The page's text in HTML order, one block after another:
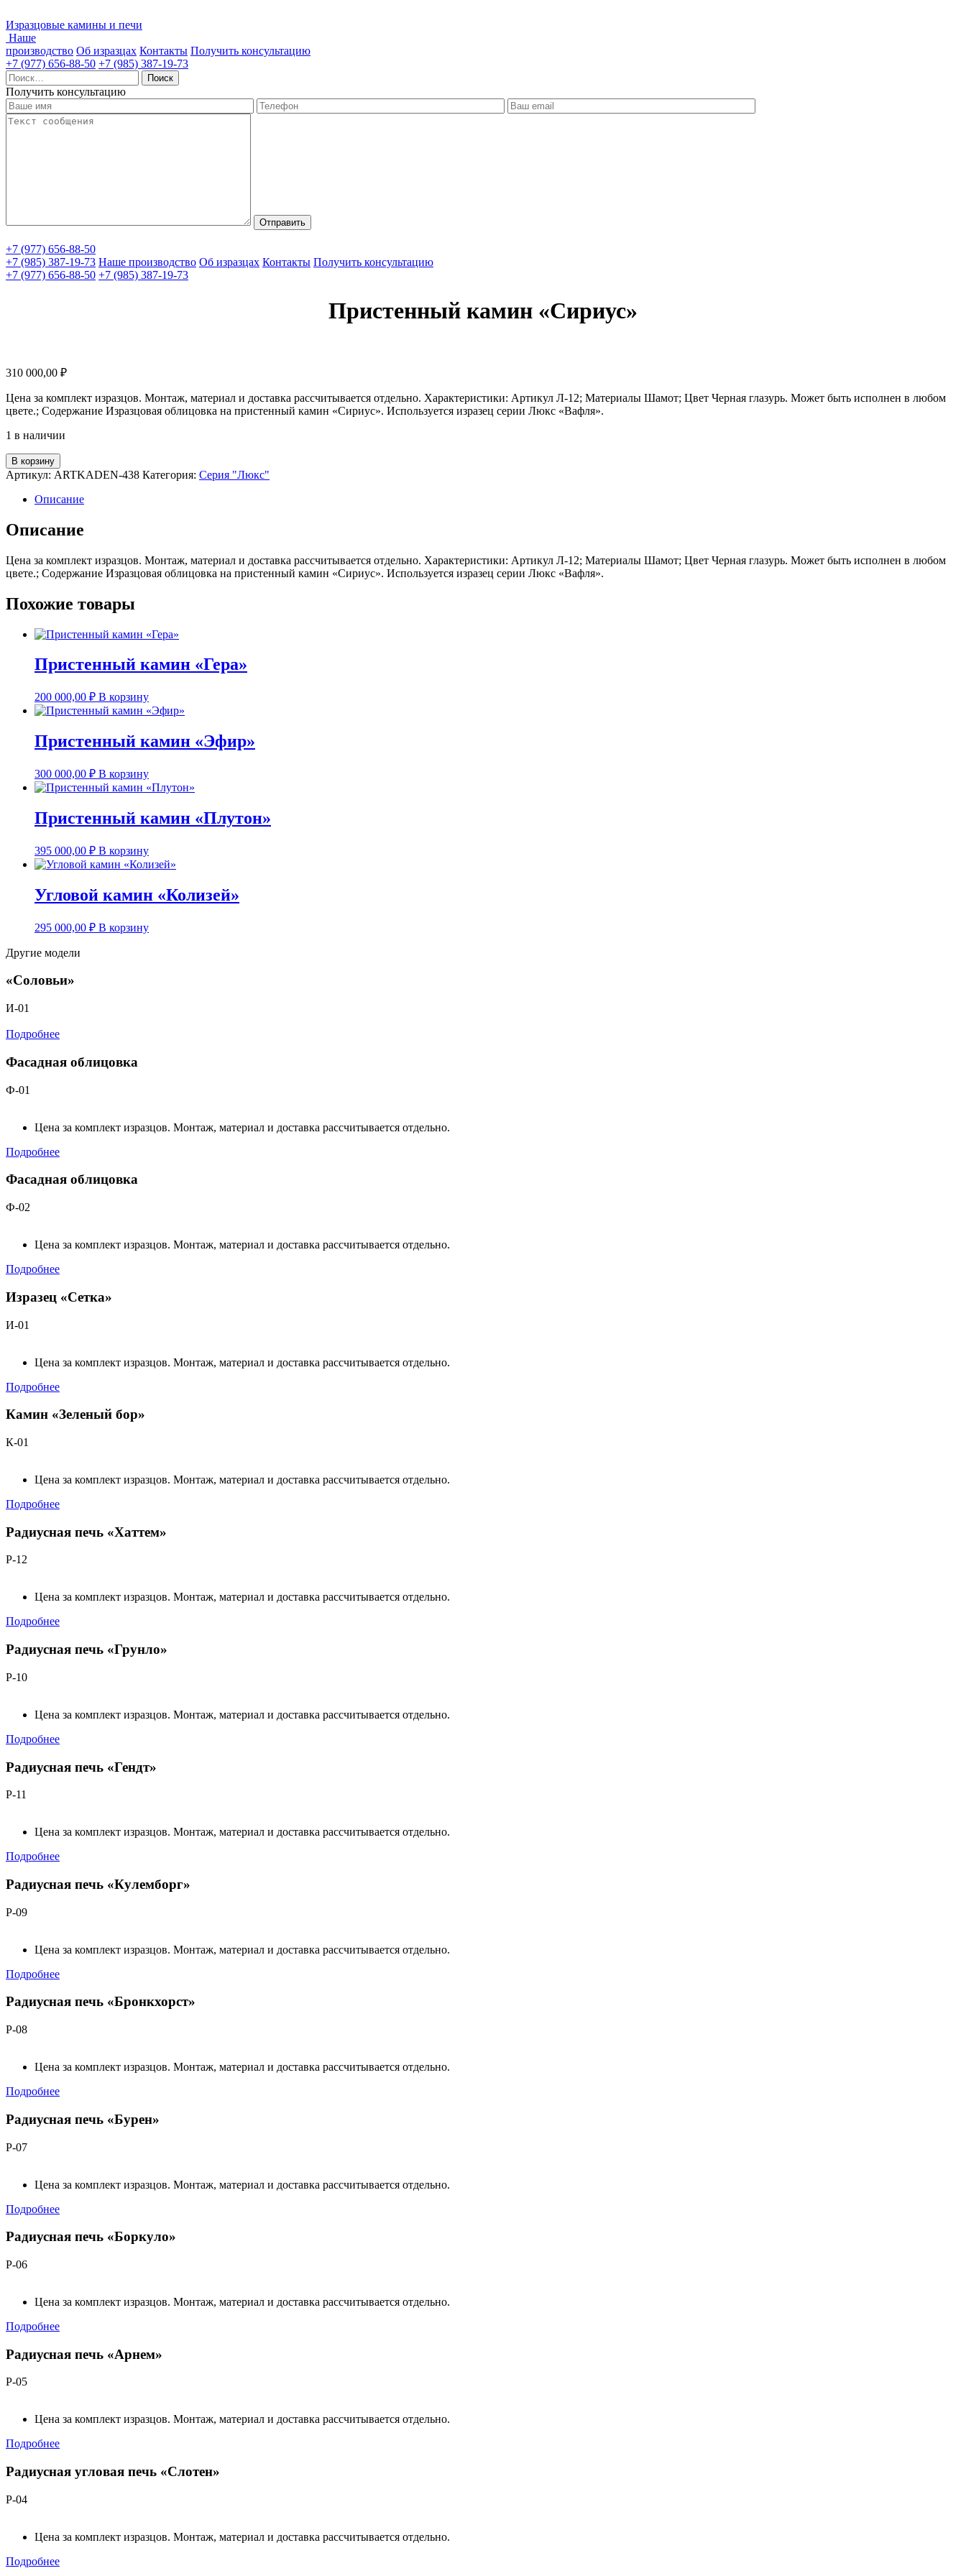
Изразцовые камины и печи
Наше
производство Об изразцах Контакты Получить консультацию
+7 (977) 656-88-50 +7 (985) 387-19-73
Найти:
Получить консультацию
+7 (977) 656-88-50
+7 (985) 387-19-73 Наше производство Об изразцах Контакты Получить консультацию
+7 (977) 656-88-50 +7 (985) 387-19-73
Пристенный камин «Сириус»
310 000,00 ₽
Цена за комплект изразцов. Монтаж, материал и доставка рассчитывается отдельно. Характеристики: Артикул Л-12; Материалы Шамот; Цвет Черная глазурь. Может быть исполнен в любом
цвете.; Содержание Изразцовая облицовка на пристенный камин «Сириус». Используется изразец серии Люкс «Вафля».
1 в наличии
Количество
товара
Пристенный
камин
В корзину
Артикул: ARTKADEN-438 Категория: Серия "Люкс"
Описание
Описание
Цена за комплект изразцов. Монтаж, материал и доставка рассчитывается отдельно. Характеристики: Артикул Л-12; Материалы Шамот; Цвет Черная глазурь. Может быть исполнен в любом
цвете.; Содержание Изразцовая облицовка на пристенный камин «Сириус». Используется изразец серии Люкс «Вафля».
Похожие товары
Пристенный камин «Гера»
200 000,00 ₽ В корзину
Пристенный камин «Эфир»
300 000,00 ₽ В корзину
Пристенный камин «Плутон»
395 000,00 ₽ В корзину
Угловой камин «Колизей»
295 000,00 ₽ В корзину
Другие модели
«Соловьи»
И-01
Подробнее
Фасадная облицовка
Ф-01
Цена за комплект изразцов. Монтаж, материал и доставка рассчитывается отдельно.
Подробнее
Фасадная облицовка
Ф-02
Цена за комплект изразцов. Монтаж, материал и доставка рассчитывается отдельно.
Подробнее
Изразец «Сетка»
И-01
Цена за комплект изразцов. Монтаж, материал и доставка рассчитывается отдельно.
Подробнее
Камин «Зеленый бор»
К-01
Цена за комплект изразцов. Монтаж, материал и доставка рассчитывается отдельно.
Подробнее
Радиусная печь «Хаттем»
Р-12
Цена за комплект изразцов. Монтаж, материал и доставка рассчитывается отдельно.
Подробнее
Радиусная печь «Грунло»
Р-10
Цена за комплект изразцов. Монтаж, материал и доставка рассчитывается отдельно.
Подробнее
Радиусная печь «Гендт»
Р-11
Цена за комплект изразцов. Монтаж, материал и доставка рассчитывается отдельно.
Подробнее
Радиусная печь «Кулемборг»
Р-09
Цена за комплект изразцов. Монтаж, материал и доставка рассчитывается отдельно.
Подробнее
Радиусная печь «Бронкхорст»
Р-08
Цена за комплект изразцов. Монтаж, материал и доставка рассчитывается отдельно.
Подробнее
Радиусная печь «Бурен»
Р-07
Цена за комплект изразцов. Монтаж, материал и доставка рассчитывается отдельно.
Подробнее
Радиусная печь «Боркуло»
Р-06
Цена за комплект изразцов. Монтаж, материал и доставка рассчитывается отдельно.
Подробнее
Радиусная печь «Арнем»
Р-05
Цена за комплект изразцов. Монтаж, материал и доставка рассчитывается отдельно.
Подробнее
Радиусная угловая печь «Слотен»
Р-04
Цена за комплект изразцов. Монтаж, материал и доставка рассчитывается отдельно.
Подробнее